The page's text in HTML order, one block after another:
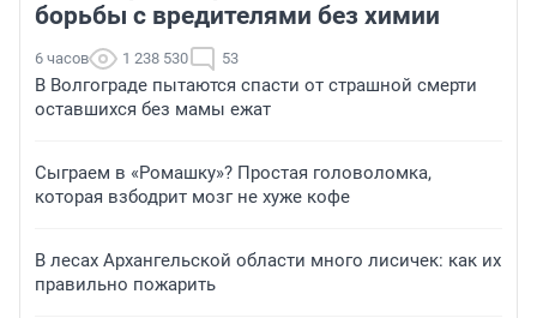
борьбы с вредителями без химии
6 часов 1 238 530 53
В Волгограде пытаются спасти от страшной смерти
оставшихся без мамы ежат
Сыграем в «Ромашку»? Простая головоломка,
которая взбодрит мозг не хуже кофе
В лесах Архангельской области много лисичек: как их
правильно пожарить